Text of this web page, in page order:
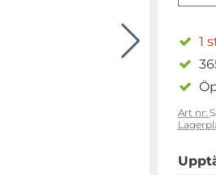
1
Art nr: